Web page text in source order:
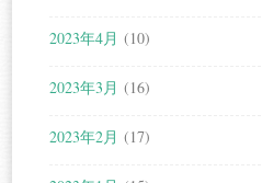
2023年4月 (10)
2023年3月 (16)
2023年2月 (17)